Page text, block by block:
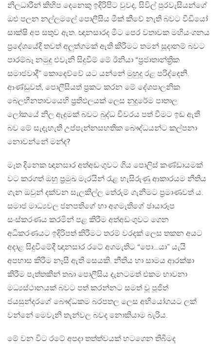
නිලධාරීන් කිහිප දෙනෙකු ඉදිරිපිට වුවද, සිවිල් පුරවැසියන්ගේ
ඔළු පලන නල්ලමලේ පොලීසිය මීක් කීවේ නැති බවට වීඩියෝ
සාක්ෂි අප සතුව ඇත. ඥානසාරද මීට පෙර වතාවක මහියංගනය
ප්‍රදේශයේදී තවත් අලුත්ගමක් ඇති කිරීමට තමන් සූදානම් බවට
පාරම්බෑ නමුදු එවැනි සිදුවීම් මේ ඊනියා “ප්‍රජාතාන්ත්‍රික
සමාජවාදී” කොදෙව්වේ යට යන්නේ මුහුදු රළ පරිද්දෙනි.
ආණ්ඩුවත්, පොලීසියත් ප්‍රකට කරන මේ දේශපාලනික
බෙලහීනතාවයෙහි ප්‍රතිඵලයක් ලෙස නුදුරේම පාතාල
ලෝකයේ නිල ඇදුමක් බවට බුද්ධ චීවරය පත් වීමට ඉඩ ඇති
බව මේ සැදැහැති උප්පැන්නසහතික බෞද්ධයන්ට කල්පනා
නොවන්නේ මන්ද?
මෑත දිනෙක ඥානසාර අත්අඩංගුවට ගිය පොලිස් කණ්ඩායමක්
වට කරගත් ඔහු ප්‍රමුඛ මැරයින් රැළ හැසිරුණු ආකාරයම නීතිය
ගැන ඔවුන් දක්වන සැලකිල්ල තේරුම් ගැනීමට ප්‍රමාණවත් ය.
සමාජ මාධ්‍යවල ජනපතිගේ හා අගමැතිගේ ඡායාරූප
සංස්කරණය කරමින් පළ කිරීම අත්අඩංගුවට ගෙන
අධිකරණයට ඉදිරිපත් කිරීමට තරම් වරදක් ලෙස තකන අයට
අදාළ සිදුවීමේදී ඥානසාර රටේ අගමැතිට “පො…යා” යැයි
අපහාස කිරීම නෑසී ඇති සෙයකි. නීතිය හා සාමය ආරක්ෂා
කිරීම පැත්තකින් තබා පොලීසිය දැනටමත් එකම භාවනා
මධ්‍යස්ථානයක් බවට පත් කරන්නට සමත් වූ පූජිත්
ජයසුන්දරගේ බෞද්ධකම බරපතල ලෙස අභියෝගයට ලක්
වන්නේ මෙවැනි තැන්වල බවද නොකියාම බැරිය.
මේ වන විට රටේ අපදා තත්ත්වයක් හටගෙන තිබීමද